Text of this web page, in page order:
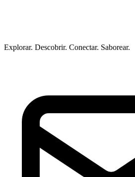
Explorar. Descobrir. Conectar. Saborear.